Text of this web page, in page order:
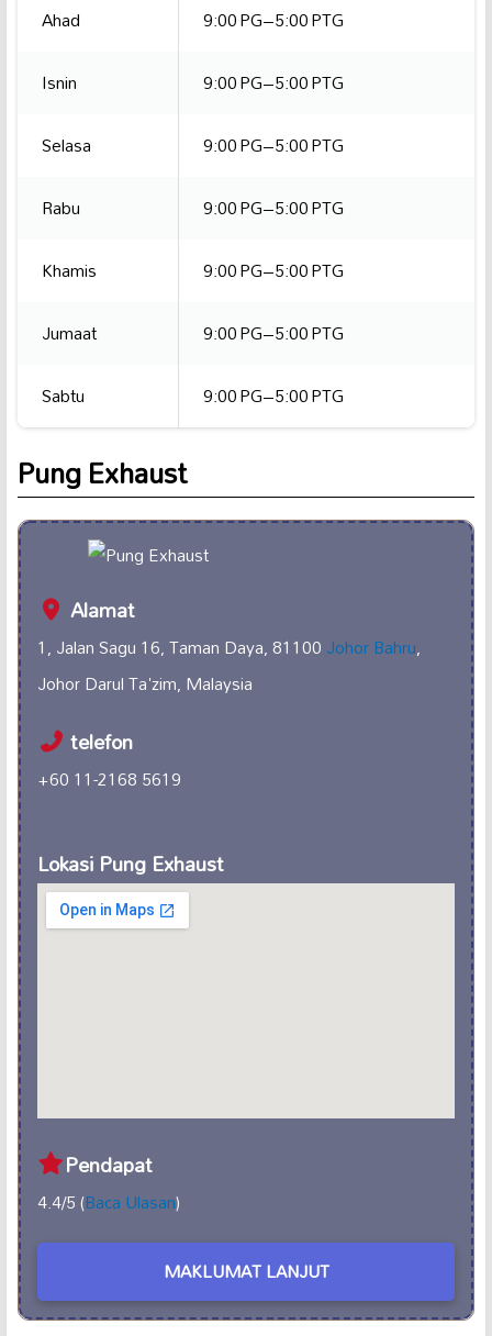
Ahad
9:00 PG–5:00 PTG
Isnin
9:00 PG–5:00 PTG
Selasa
9:00 PG–5:00 PTG
Rabu
9:00 PG–5:00 PTG
Khamis
9:00 PG–5:00 PTG
Jumaat
9:00 PG–5:00 PTG
Sabtu
9:00 PG–5:00 PTG
Pung Exhaust
Alamat
1, Jalan Sagu 16, Taman Daya, 81100Johor Bahru,
Johor Darul Ta'zim, Malaysia
telefon
+60 11-2168 5619
Lokasi Pung Exhaust
Pendapat
4.4/5 (Baca Ulasan)
MAKLUMAT LANJUT